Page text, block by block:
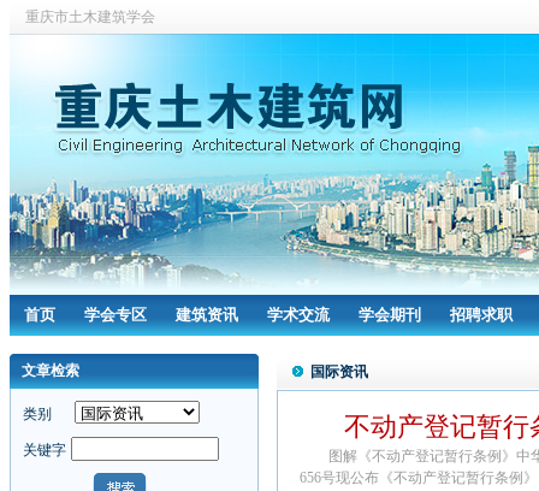
重庆市土木建筑学会
首页 学会专区 建筑资讯 学术交流 学会期刊 招聘求职
文章检索
类别
关键字
国际资讯
不动产登记暂行
图解《不动产登记暂行条例》中
656号现公布《不动产登记暂行条例